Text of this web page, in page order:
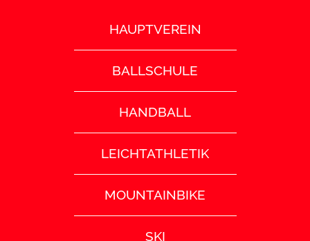
HAUPTVEREIN
BALLSCHULE
HANDBALL
LEICHTATHLETIK
MOUNTAINBIKE
SKI